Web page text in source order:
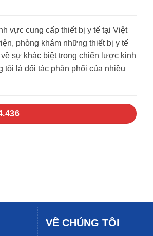
vực cung cấp thiết bị y tế tại Việt
phòng khám những thiết bị y tế
sự khác biệt trong chiến lược kinh
tôi là đối tác phân phối của nhiều
VỀ CHÚNG TÔI